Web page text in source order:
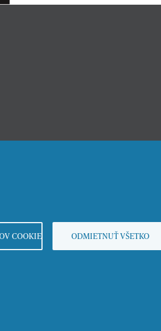
COOKIE ODMIETNUŤ VŠETKO